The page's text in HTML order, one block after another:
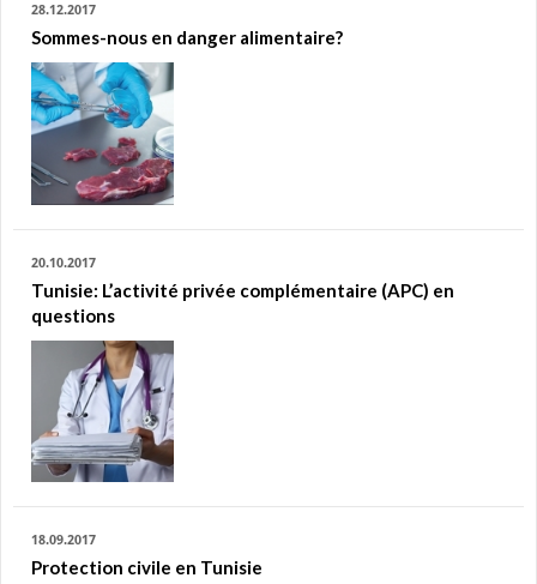
28.12.2017
Sommes-nous en danger alimentaire?
20.10.2017
Tunisie: L’activité privée complémentaire (APC) en
questions
18.09.2017
Protection civile en Tunisie